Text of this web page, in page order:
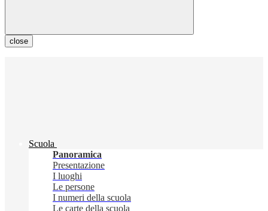
close
Scuola
Panoramica
Presentazione
I luoghi
Le persone
I numeri della scuola
Le carte della scuola